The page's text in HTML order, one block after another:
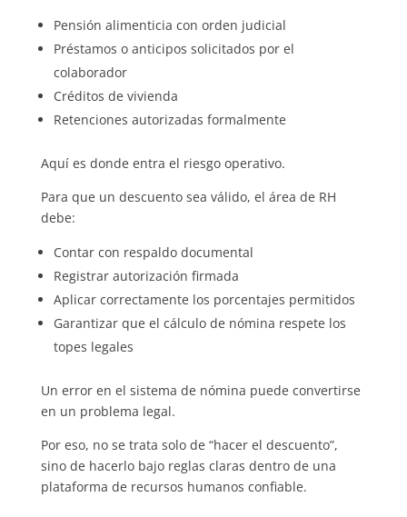
Pensión alimenticia con orden judicial
Préstamos o anticipos solicitados por el
colaborador
Créditos de vivienda
Retenciones autorizadas formalmente
Aquí es donde entra el riesgo operativo.
Para que un descuento sea válido, el área de RH
debe:
Contar con respaldo documental
Registrar autorización firmada
Aplicar correctamente los porcentajes permitidos
Garantizar que el cálculo de nómina respete los
topes legales
Un error en el sistema de nómina puede convertirse
en un problema legal.
Por eso, no se trata solo de “hacer el descuento”,
sino de hacerlo bajo reglas claras dentro de una
plataforma de recursos humanos confiable.